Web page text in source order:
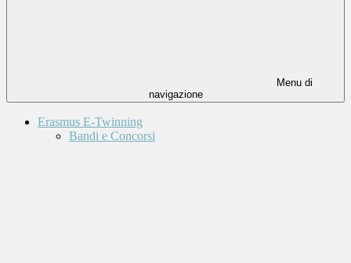
Menu di
navigazione
Erasmus E-Twinning
Bandi e Concorsi